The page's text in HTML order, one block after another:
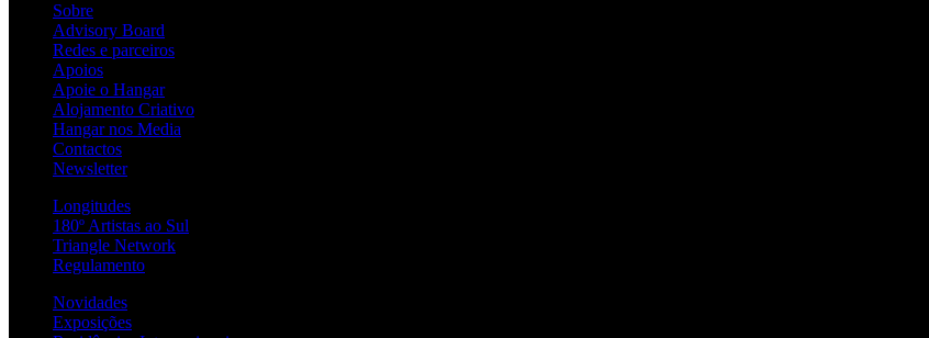
Sobre
Advisory Board
Redes e parceiros
Apoios
Apoie o Hangar
Alojamento Criativo
Hangar nos Media
Contactos
Newsletter
Longitudes
180º Artistas ao Sul
Triangle Network
Regulamento
Novidades
Exposições